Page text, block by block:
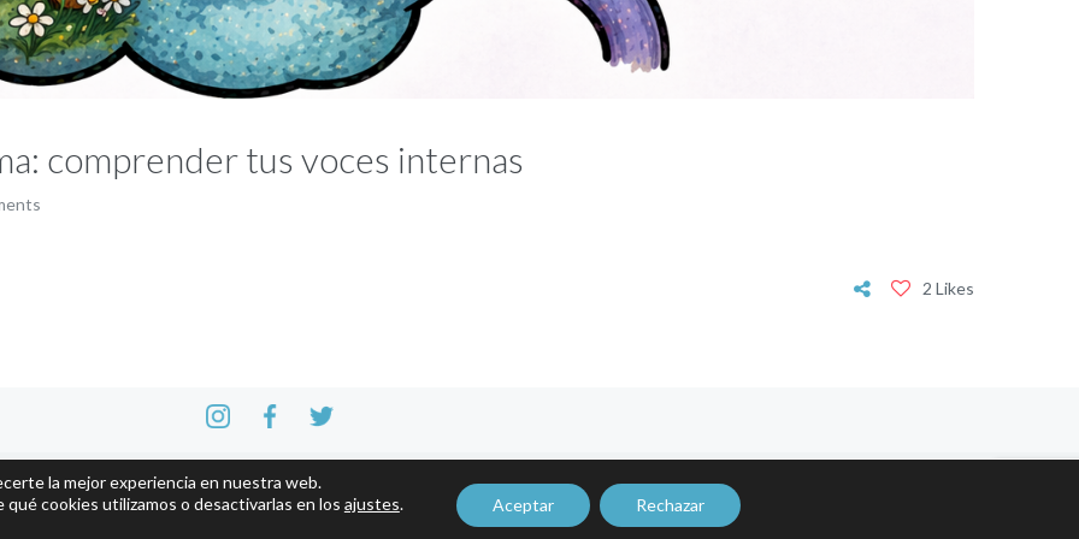
comprender tus voces internas
2 Likes
la mejor experiencia en nuestra web.
qué cookies utilizamos o desactivarlas en los ajustes. Aceptar Rechazar